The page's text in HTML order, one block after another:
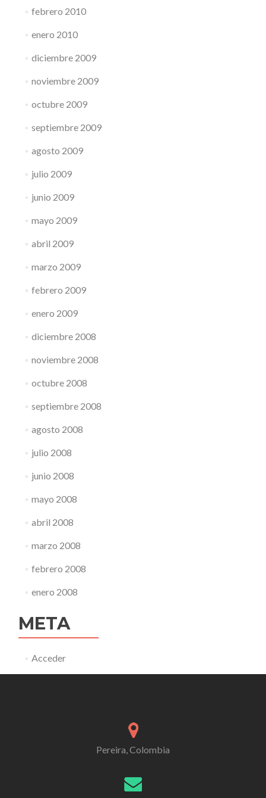
febrero 2010
enero 2010
diciembre 2009
noviembre 2009
octubre 2009
septiembre 2009
agosto 2009
julio 2009
junio 2009
mayo 2009
abril 2009
marzo 2009
febrero 2009
enero 2009
diciembre 2008
noviembre 2008
octubre 2008
septiembre 2008
agosto 2008
julio 2008
junio 2008
mayo 2008
abril 2008
marzo 2008
febrero 2008
enero 2008
META
Acceder
Pereira, Colombia